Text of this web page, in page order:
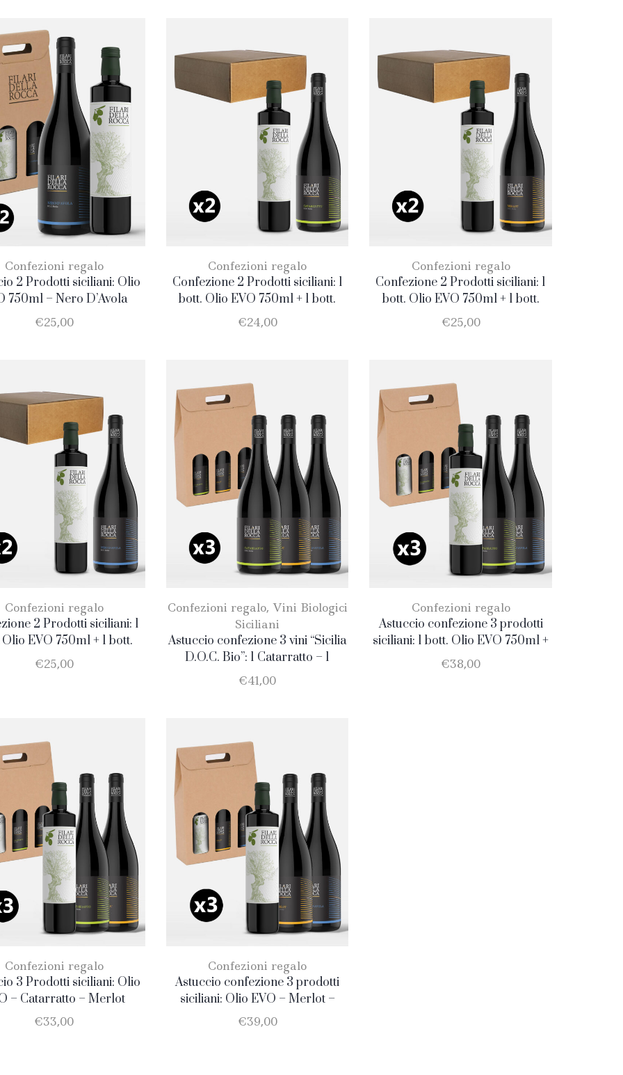
Confezioni regalo
2 Prodotti siciliani: Olio
750ml – Nero D’Avola
€25,00
Confezioni regalo
Confezione 2 Prodotti siciliani: 1
bott. Olio EVO 750ml + 1 bott.
Catarratto
€24,00
Confezioni regalo
Confezione 2 Prodotti siciliani: 1
bott. Olio EVO 750ml + 1 bott.
Merlot
€25,00
Confezioni regalo
2 Prodotti siciliani: 1
EVO 750ml + 1 bott.
Nero D’Avola
€25,00
Confezioni regalo, Vini Biologici
Siciliani
Astuccio confezione 3 vini “Sicilia
D.O.C. Bio”: 1 Catarratto – 1
Merlot – 1 Nero D’Avola
€41,00
Confezioni regalo
Astuccio confezione 3 prodotti
siciliani: 1 bott. Olio EVO 750ml +
1 bott. Catarratto + 1 bott. Nero
D’Avola
€38,00
Confezioni regalo
3 Prodotti siciliani: Olio
– Catarratto – Merlot
€33,00
Confezioni regalo
Astuccio confezione 3 prodotti
siciliani: Olio EVO – Merlot –
Nero D’Avola
€39,00